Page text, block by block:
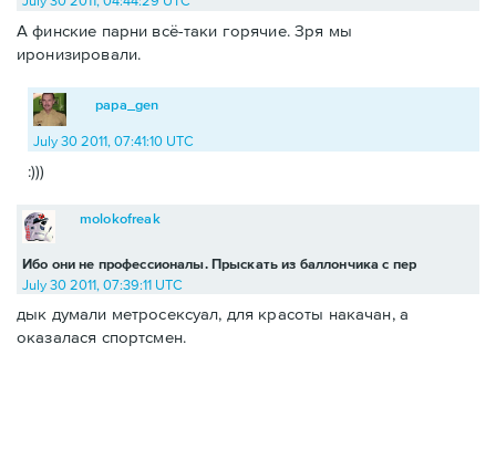
А финские парни всё-таки горячие. Зря мы
иронизировали.
papa_gen
July 30 2011, 07:41:10 UTC
:)))
Ибо они не профессионалы. Прыскать из баллончика с пер
molokofreak
July 30 2011, 07:39:11 UTC
дык думали метросексуал, для красоты накачан, а
оказалася спортсмен.